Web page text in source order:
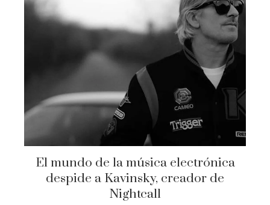
El mundo de la música electrónica
despide a Kavinsky, creador de
Nightcall